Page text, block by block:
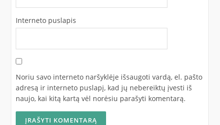
Interneto puslapis
Noriu savo interneto naršyklėje išsaugoti vardą, el. pašto
adresą ir interneto puslapį, kad jų nebereiktų įvesti iš
naujo, kai kitą kartą vėl norėsiu parašyti komentarą.